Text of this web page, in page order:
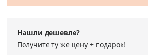
Нашли дешевле?
Получите ту же цену + подарок!